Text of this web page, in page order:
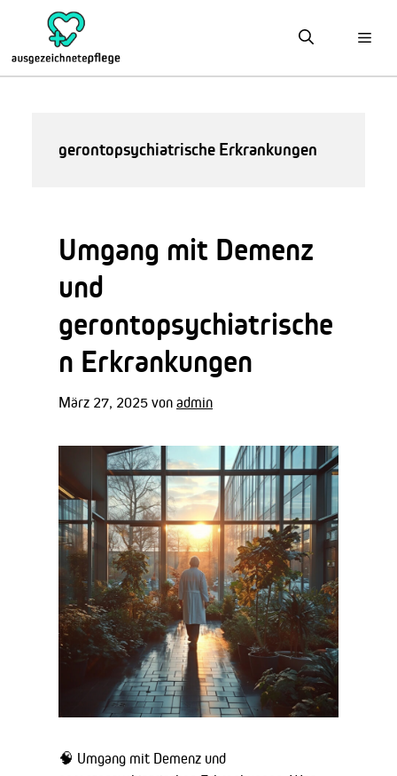
springen
gerontopsychiatrische Erkrankungen
Umgang mit Demenz
und
gerontopsychiatrische
n Erkrankungen
März 27, 2025 von admin
🧠 Umgang mit Demenz und